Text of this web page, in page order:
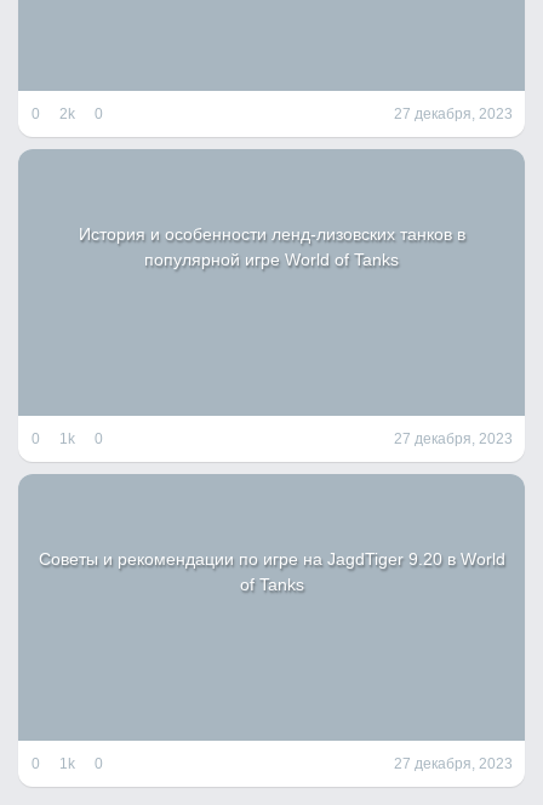
0 2k 0 27 декабря, 2023
История и особенности ленд-лизовских танков в
популярной игре World of Tanks
0 1k 0 27 декабря, 2023
Советы и рекомендации по игре на JagdTiger 9.20 в World
of Tanks
0 1k 0 27 декабря, 2023